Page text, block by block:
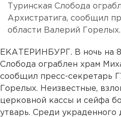
Туринская Слобода
Архистратига, сообщил
области Валерий Горелых.
ЕКАТЕРИНБУРГ. В ночь на
Слобода ограблен храм
сообщил пресс-секретарь
Горелых. Неизвестные,
церковной кассы и сейфа
утварь. Среди украденного